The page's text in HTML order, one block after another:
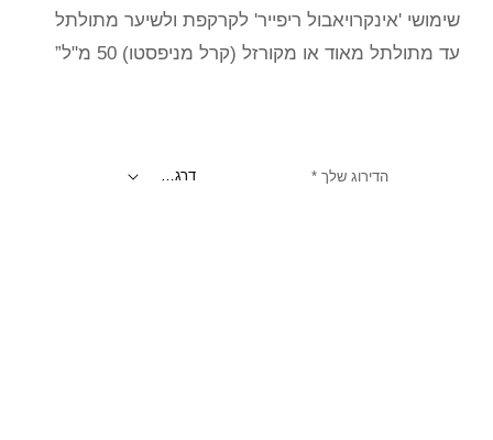
שימושי 'אינקרויאבול ריפייר' לקרקפת ולשיער מתולתל
עד מתולתל מאוד או מקורזל (קרל מניפסטו) 50 מ"ל”
הדירוג שלך *